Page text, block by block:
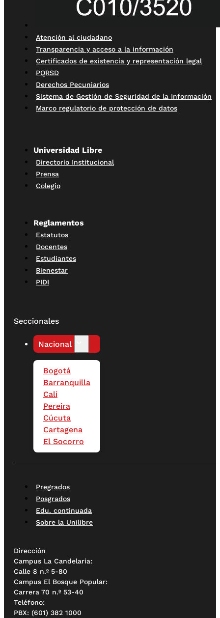
Atención al ciudadano
Transparencia y acceso a la información
Certificados de existencia y representación legal
PQRSD
Derechos Pecuniarios
Sistema de Gestión de Seguridad de la Información
Marco regulatorio de protección de datos
Universidad Libre
Directorio Institucional
Prensa
Colegio
Reglamentos
Estatutos
Docentes
Estudiantes
Bienestar
PIDI
Seccionales
Nacional
Bogotá
Barranquilla
Cali
Pereira
Cúcuta
Cartagena
El Socorro
Pregrados
Posgrados
Edu. continuada
Sobre la Unilibre
Dirección
Campus La Candelaria:
Calle 8 n.º 5-80
Campus El Bosque Popular:
Carrera 70 n.º 53-40
Teléfono:
PBX: (601) 382 1000